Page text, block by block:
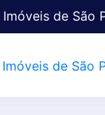
de São